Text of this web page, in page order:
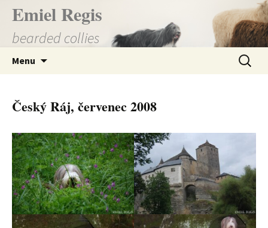
Přejít
obsahu
Emiel Regis
bearded collies
Menu
Český Ráj, červenec 2008